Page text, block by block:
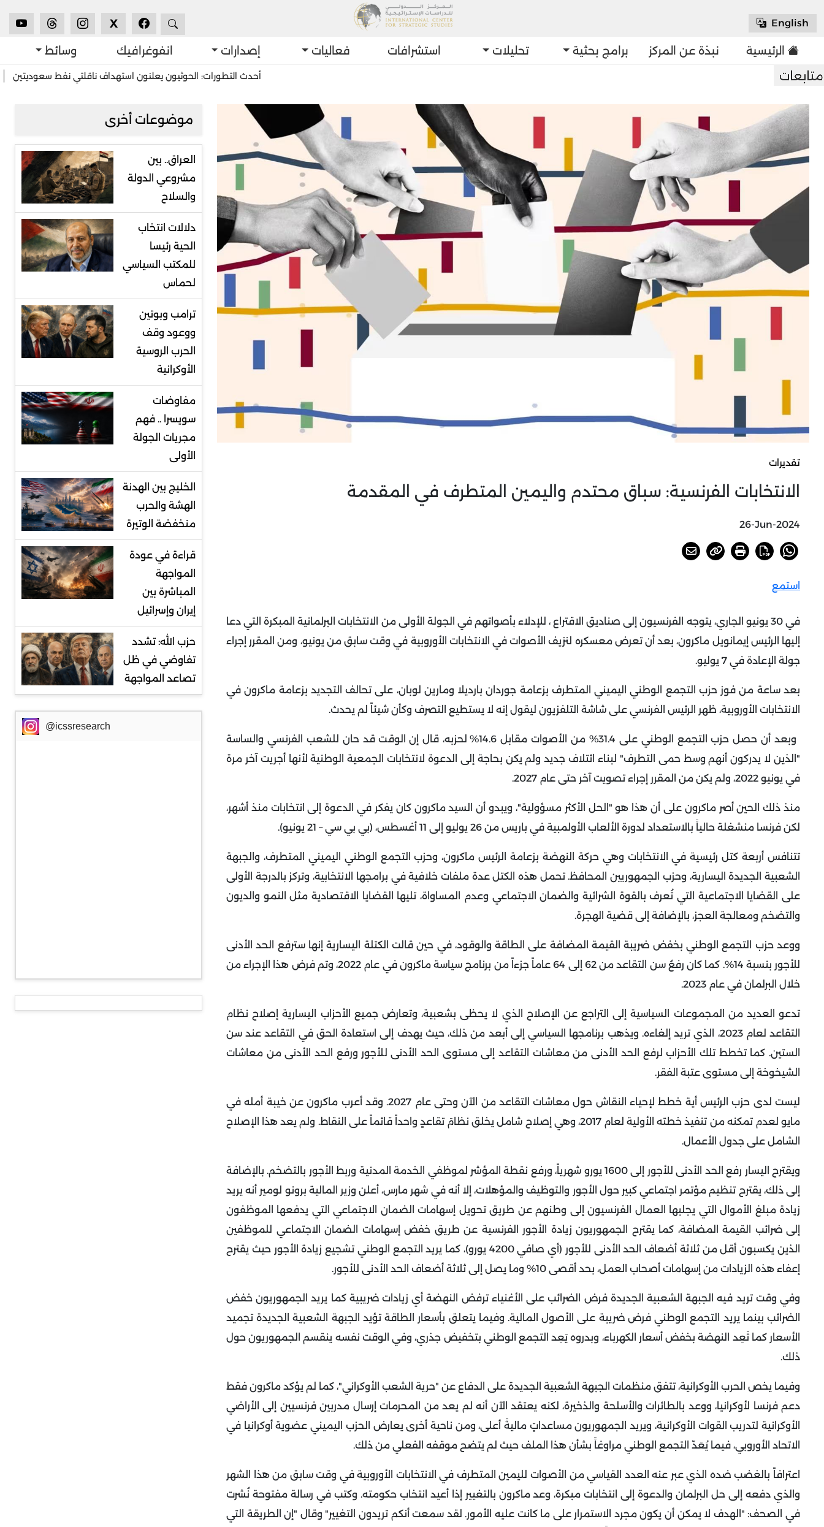
English
X
الرئيسية نبذة عن المركز برامج بحثية تحليلات استشرافات فعاليات إصدارات انفوغرافيك وسائط
أحدث التطورات: الحوثيون يعلنون استهداف ناقلتي نفط سعوديتين
تقديرات
الانتخابات الفرنسية: سباق محتدم واليمين المتطرف في المقدمة
26-Jun-2024
استمع
في 30 يونيو الجاري،
يتوجه الفرنسيون إلى صناديق الاقتراع ، للإدلاء بأصواتهم في الجولة الأولى من الانتخابات البرلمانية المبكرة التي دعا
إليها الرئيس إيمانويل ماكرون، بعد أن تعرض معسكره لنزيف الأصوات في الانتخابات الأوروبية في وقت سابق من يونيو، ومن المقرر إجراء
جولة الإعادة في 7 يوليو.
بعد ساعة من فوز حزب التجمع الوطني اليميني المتطرف بزعامة جوردان بارديلا ومارين لوبان، على تحالف التجديد بزعامة ماكرون في
الانتخابات الأوروبية، ظهر الرئيس الفرنسي على شاشة التلفزيون ليقول إنه لا يستطيع التصرف وكأن شيئاً لم يحدث.
وبعد أن حصل حزب التجمع الوطني على 31.4% من الأصوات مقابل 14.6% لحزبه، قال إن الوقت قد حان للشعب الفرنسي والساسة
"الذين لا يدركون أنهم وسط حمى التطرف" لبناء ائتلاف جديد ولم يكن بحاجة إلى الدعوة لانتخابات الجمعية الوطنية لأنها أجريت آخر مرة
في يونيو 2022، ولم يكن من المقرر إجراء تصويت آخر حتى عام 2027.
منذ ذلك الحين أصر ماكرون على أن هذا هو "الحل الأكثر مسؤولية"، ويبدو أن السيد ماكرون كان يفكر في الدعوة إلى انتخابات منذ أشهر،
لكن فرنسا منشغلة حالياً بالاستعداد لدورة الألعاب الأولمبية في باريس من 26 يوليو إلى 11 أغسطس، (بي بي سي – 21 يونيو).
تتنافس أربعة كتل رئيسية في الانتخابات وهي حركة النهضة بزعامة الرئيس ماكرون، وحزب التجمع الوطني اليميني المتطرف، والجبهة
الشعبية الجديدة اليسارية، وحزب الجمهوريين المحافظ.تحمل هذه الكتل عدة ملفات خلافية في برامجها الانتخابية، وتركز بالدرجة الأولى
على القضايا الاجتماعية التي تُعرف بالقوة الشرائية والضمان الاجتماعي وعدم المساواة، تليها القضايا الاقتصادية مثل النمو والديون
والتضخم ومعالجة العجز، بالإضافة إلى قضية الهجرة.
ووعد حزب التجمع الوطني بخفض ضريبة القيمة المضافة على الطاقة والوقود، في حين قالت الكتلة اليسارية إنها سترفع الحد الأدنى
للأجور بنسبة 14%. كما كان رفعُ سن التقاعد من 62 إلى 64 عاماً جزءاً من برنامج سياسة ماكرون في عام 2022، وتم فرض هذا الإجراء من
خلال البرلمان في عام 2023.
تدعو العديد من المجموعات السياسية إلى التراجع عن الإصلاح الذي لا يحظى بشعبية، وتعارض جميع الأحزاب اليسارية إصلاح نظام
التقاعد لعام 2023، الذي تريد إلغاءه. ويذهب برنامجها السياسي إلى أبعد من ذلك، حيث يهدف إلى استعادة الحق في التقاعد عند سن
الستين. كما تخطط تلك الأحزاب لرفع الحد الأدنى من معاشات التقاعد إلى مستوى الحد الأدنى للأجور ورفع الحد الأدنى من معاشات
الشيخوخة إلى مستوى عتبة الفقر.
ليست لدى حزب الرئيس أية خطط لإحياء النقاش حول معاشات التقاعد من الآن وحتى عام 2027. وقد أعرب ماكرون عن خيبة أمله في
مايو لعدم تمكنه من تنفيذ خطته الأولية لعام 2017، وهي إصلاح شامل يخلق نظامَ تقاعدٍ واحداً قائماً على النقاط. ولم يعد هذا الإصلاح
الشامل على جدول الأعمال.
ويقترح اليسار رفع الحد الأدنى للأجور إلى 1600 يورو شهرياً، ورفع نقطة المؤشر لموظفي الخدمة المدنية وربط الأجور بالتضخم. بالإضافة
إلى ذلك، يقترح تنظيم مؤتمر اجتماعي كبير حول الأجور والتوظيف والمؤهلات، إلا أنه في شهر مارس، أعلن وزير المالية برونو لومير أنه يريد
زيادة مبلغ الأموال التي يجلبها العمال الفرنسيون إلى وطنهم عن طريق تحويل إسهامات الضمان الاجتماعي التي يدفعها الموظفون
إلى ضرائب القيمة المضافة، كما يقترح الجمهوريون زيادة الأجور الفرنسية عن طريق خفض إسهامات الضمان الاجتماعي للموظفين
الذين يكسبون أقل من ثلاثة أضعاف الحد الأدنى للأجور (أي صافي 4200 يورو)، كما يريد التجمع الوطني تشجيع زيادة الأجور حيث يقترح
إعفاء هذه الزيادات من إسهامات أصحاب العمل، بحد أقصى 10% وما يصل إلى ثلاثة أضعاف الحد الأدنى للأجور.
وفي وقت تريد فيه الجبهة الشعبية الجديدة فرض الضرائب على الأغنياء ترفض النهضة أي زيادات ضريبية كما يريد الجمهوريون خفض
الضرائب بينما يريد التجمع الوطني فرض ضريبة على الأصول المالية. وفيما يتعلق بأسعار الطاقة تؤيد الجبهة الشعبية الجديدة تجميد
الأسعار كما تَعِد النهضة بخفض أسعار الكهرباء، وبدروه يَعِد التجمع الوطني بتخفيض جذري، وفي الوقت نفسه ينقسم الجمهوريون حول
ذلك.
وفيما يخص الحرب الأوكرانية، تتفق منظمات الجبهة الشعبية الجديدة على الدفاع عن "حرية الشعب الأوكراني"، كما لم يؤكد ماكرون فقط
دعم فرنسا لأوكرانيا، ووعد بالطائرات والأسلحة والذخيرة، لكنه يعتقد الآن أنه لم يعد من المحرمات إرسال مدربين فرنسيين إلى الأراضي
الأوكرانية لتدريب القوات الأوكرانية، ويريد الجمهوريون مساعداتٍ ماليةً أعلى، ومن ناحية أخرى يعارض الحزب اليميني عضوية أوكرانيا في
الاتحاد الأوروبي، فيما يُعَدّ التجمع الوطني مراوغاً بشأن هذا الملف حيث لم يتضح موقفه الفعلي من ذلك.
اعترافاً بالغضب ضده الذي عبر عنه العدد القياسي من الأصوات لليمين المتطرف في الانتخابات الأوروبية في وقت سابق من هذا الشهر
والذي دفعه إلى حل البرلمان والدعوة إلى انتخابات مبكرة، وعد ماكرون بالتغيير إذا أعيد انتخاب حكومته. وكتب في رسالة مفتوحة نُشرت
في الصحف: "الهدف لا يمكن أن يكون مجرد الاستمرار على ما كانت عليه الأمور. لقد سمعت أنكم تريدون التغيير" وقال "إن الطريقة التي
موضوعات أخرى
العراق.. بين
مشروعي الدولة
والسلاح
دلالات انتخاب
الحية رئيسا
للمكتب السياسي
لحماس
ترامب وبوتين
ووعود وقف
الحرب الروسية
الأوكرانية
مفاوضات
سويسرا .. فهم
مجريات الجولة
الأولى
الخليج بين الهدنة
الهشة والحرب
منخفضة الوتيرة
قراءة في عودة
المواجهة
المباشرة بين
إيران وإسرائيل
حزب الله: تشدد
تفاوضي في ظل
تصاعد المواجهة
@icssresearch